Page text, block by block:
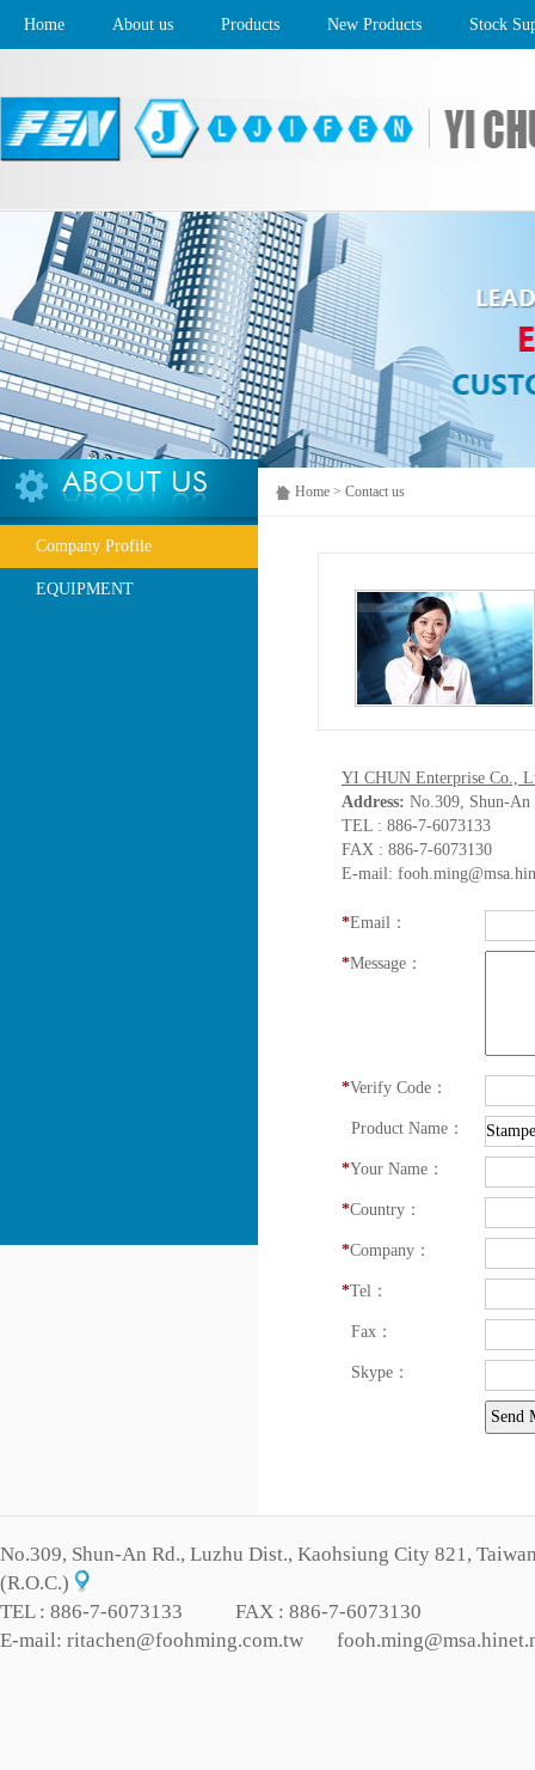
Home About us Products New Products Stock
Company Profile
EQUIPMENT
Home > Contact us
YI CHUN Enterprise Co.,
Address: No.309, Shun-
TEL : 886-7-6073133
FAX : 886-7-6073130
E-mail:
*Email：
*Message：
*Verify Code：
Product Name：
*Your Name：
*Country：
*Company：
*Tel：
Fax：
Skype：
No.309, Shun-An Rd., Luzhu Dist., Kaohsiung City 821,
(R.O.C.)
TEL : 886-7-6073133 FAX : 886-7-6073130
E-mail: ritachen@foohming.com.tw